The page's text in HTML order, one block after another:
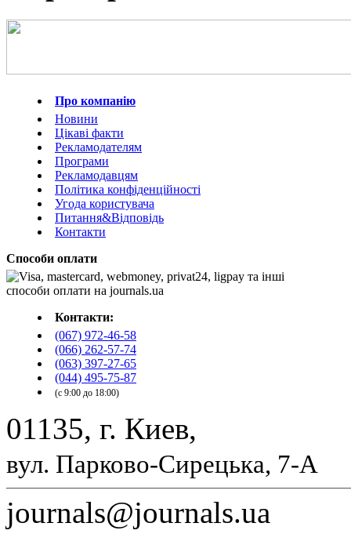
Про компанію
Новини
Цікаві факти
Рекламодателям
Програми
Рекламодавцям
Політика конфіденційності
Угода користувача
Питання&Відповідь
Контакти
Способи оплати
Контакти:
(067) 972-46-58
(066) 262-57-74
(063) 397-27-65
(044) 495-75-87
(с 9:00 до 18:00)
01135, г. Киев,
вул. Парково-Сирецька, 7-А
journals@journals.ua